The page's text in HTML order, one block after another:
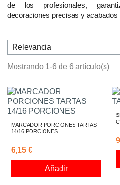
de los profesionales,
decoraciones precisas y acabados
Mostrando 1-6 de 6 artículo(s)
MARCADOR PORCIONES TARTAS
14/16 PORCIONES
6,15 €
Añadir